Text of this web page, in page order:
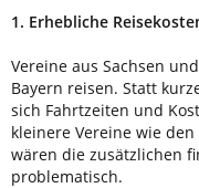
1. Erhebliche
Vereine aus Sachsen
Bayern reisen. Statt
sich Fahrtzeiten und
kleinere Vereine wie
wären die zusätzlichen
problematisch.